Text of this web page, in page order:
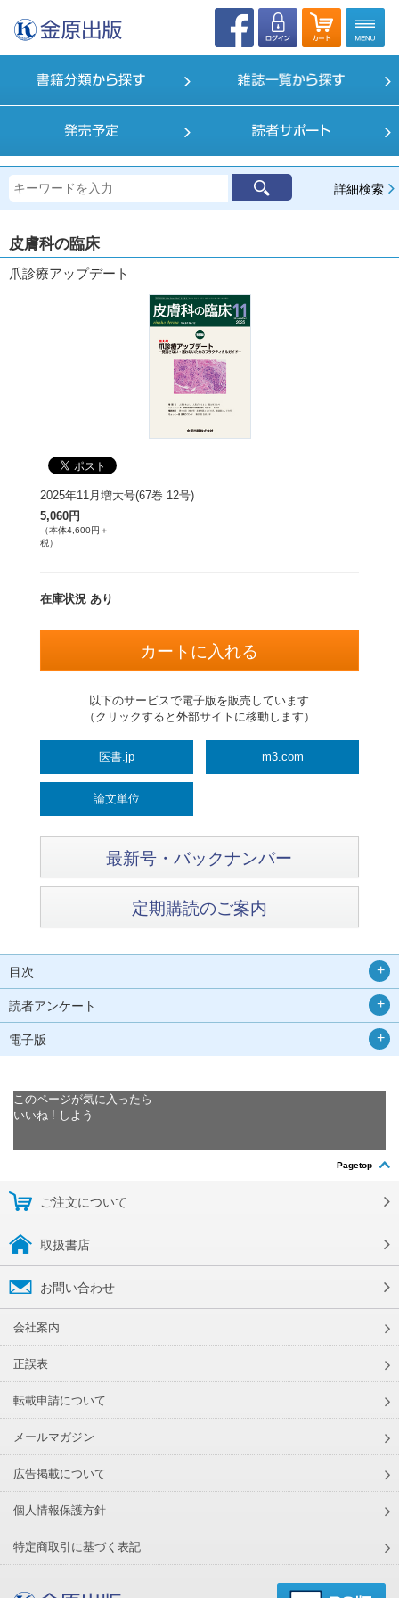
詳細検索
皮膚科の臨床
爪診療アップデート
2025年11月増大号(67巻 12号)
5,060円
（本体4,600円＋
税）
在庫状況 あり
以下のサービスで電子版を販売しています
（クリックすると外部サイトに移動します）
医書.jp m3.com
論文単位
最新号・バックナンバー
定期購読のご案内
目次
読者アンケート
電子版
このページが気に入ったら
いいね ! しよう
Pagetop
ご注文について
取扱書店
お問い合わせ
会社案内
正誤表
転載申請について
メールマガジン
広告掲載について
個人情報保護方針
特定商取引に基づく表記